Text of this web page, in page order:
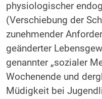
physiologischer
(Verschiebung der
zunehmender
geänderter
genannter „sozialer
Wochenende und
Müdigkeit bei